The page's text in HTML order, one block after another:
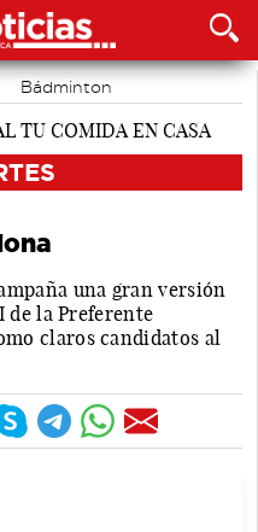
Bádminton
una gran versión
de la Preferente
claros candidatos al